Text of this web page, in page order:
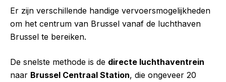
Er zijn verschillende handige vervoersmogelijkheden
om het centrum van Brussel vanaf de luchthaven
Brussel te bereiken.
De snelste methode is de directe luchthaventrein
naar Brussel Centraal Station, die ongeveer 20